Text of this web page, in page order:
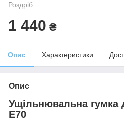
Роздріб
1 440 ₴
Опис Характеристики
Опис
Ущільнювальна
Е70